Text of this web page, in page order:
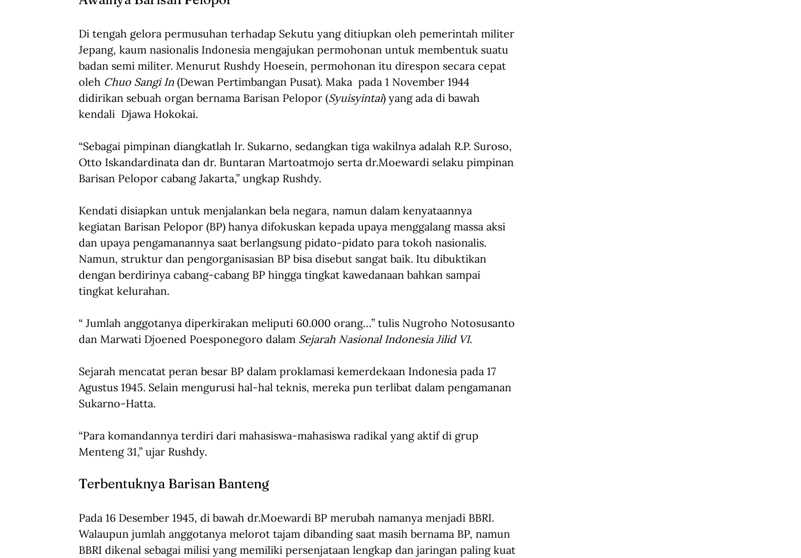
Di tengah gelora permusuhan terhadap Sekutu yang ditiupkan oleh pemerintah militer
Jepang, kaum nasionalis Indonesia mengajukan permohonan untuk membentuk suatu
badan semi militer. Menurut Rushdy Hoesein, permohonan itu direspon secara cepat
oleh Chuo Sangi In (Dewan Pertimbangan Pusat). Maka  pada 1 November 1944
didirikan sebuah organ bernama Barisan Pelopor (Syuisyintai) yang ada di bawah
kendali  Djawa Hokokai.
“Sebagai pimpinan diangkatlah Ir. Sukarno, sedangkan tiga wakilnya adalah R.P. Suroso,
Otto Iskandardinata dan dr. Buntaran Martoatmojo serta dr.Moewardi selaku pimpinan
Barisan Pelopor cabang Jakarta,” ungkap Rushdy.
Kendati disiapkan untuk menjalankan bela negara, namun dalam kenyataannya
kegiatan Barisan Pelopor (BP) hanya difokuskan kepada upaya menggalang massa aksi
dan upaya pengamanannya saat berlangsung pidato-pidato para tokoh nasionalis.
Namun, struktur dan pengorganisasian BP bisa disebut sangat baik. Itu dibuktikan
dengan berdirinya cabang-cabang BP hingga tingkat kawedanaan bahkan sampai
tingkat kelurahan.
“ Jumlah anggotanya diperkirakan meliputi 60.000 orang…” tulis Nugroho Notosusanto
dan Marwati Djoened Poesponegoro dalam Sejarah Nasional Indonesia Jilid VI.
Sejarah mencatat peran besar BP dalam proklamasi kemerdekaan Indonesia pada 17
Agustus 1945. Selain mengurusi hal-hal teknis, mereka pun terlibat dalam pengamanan
Sukarno-Hatta.
“Para komandannya terdiri dari mahasiswa-mahasiswa radikal yang aktif di grup
Menteng 31,” ujar Rushdy.
Terbentuknya Barisan Banteng
Pada 16 Desember 1945, di bawah dr.Moewardi BP merubah namanya menjadi BBRI.
Walaupun jumlah anggotanya melorot tajam dibanding saat masih bernama BP, namun
BBRI dikenal sebagai milisi yang memiliki persenjataan lengkap dan jaringan paling kuat